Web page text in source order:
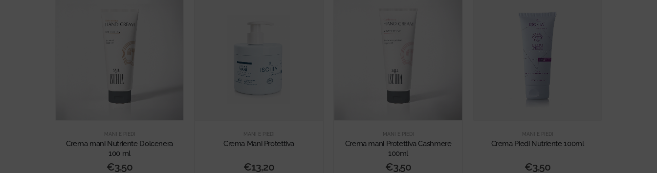
MANI E PIEDI
Crema mani Nutriente Dolcenera
100 ml
€3,50
MANI E PIEDI
Crema Mani Protettiva
€13,20
MANI E PIEDI
Crema mani Protettiva Cashmere
100ml
€3,50
MANI E PIEDI
Crema Piedi Nutriente 100ml
€3,50